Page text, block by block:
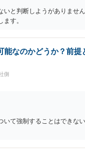
いと判断しようがありませ
す。
能なのかどうか？前
側
て強制することはできな